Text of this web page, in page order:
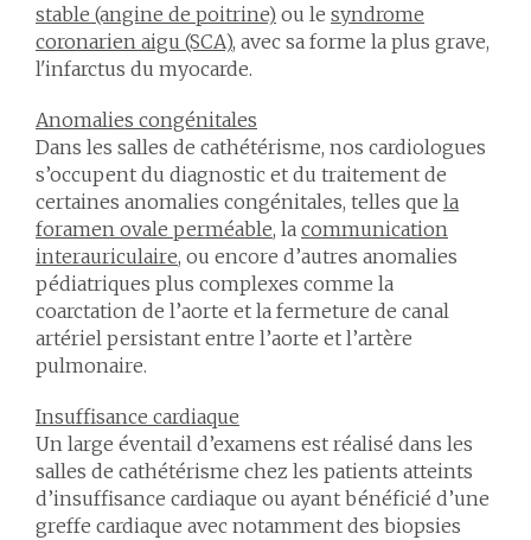
stable (angine de poitrine) ou le syndrome
coronarien aigu (SCA), avec sa forme la plus grave,
l'infarctus du myocarde.
Anomalies congénitales
Dans les salles de cathétérisme, nos cardiologues
s’occupent du diagnostic et du traitement de
certaines anomalies congénitales, telles que la
foramen ovale perméable, la communication
interauriculaire, ou encore d’autres anomalies
pédiatriques plus complexes comme la
coarctation de l’aorte et la fermeture de canal
artériel persistant entre l’aorte et l’artère
pulmonaire.
Insuffisance cardiaque
Un large éventail d’examens est réalisé dans les
salles de cathétérisme chez les patients atteints
d’insuffisance cardiaque ou ayant bénéficié d’une
greffe cardiaque avec notamment des biopsies